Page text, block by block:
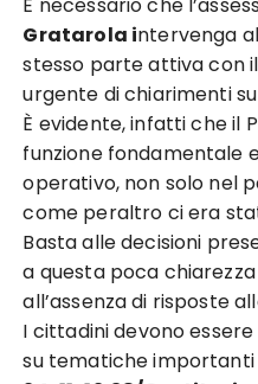
È necessario che
Gratarola intervenga
stesso parte attiva con
urgente di chiarimenti
È evidente, infatti che il
funzione fondamentale
operativo, non solo nel
come peraltro ci era
Basta alle decisioni
a questa poca
all’assenza di risposte
I cittadini devono
su tematiche